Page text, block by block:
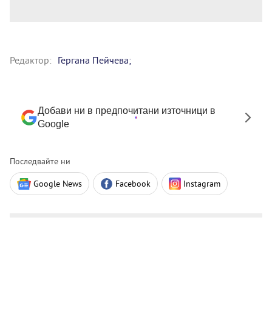
Редактор: Гергана Пейчева;
Добави ни в предпочитани източници в
Google
Последвайте ни
Google News Facebook Instagram